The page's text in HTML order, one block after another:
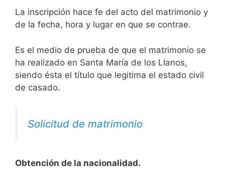
La inscripción hace fe del acto del matrimonio y
de la fecha, hora y lugar en que se contrae.
Es el medio de prueba de que el matrimonio se
ha realizado en Santa María de los Llanos,
siendo ésta el título que legitima el estado civil
de casado.
Solicitud de matrimonio
Obtención de la nacionalidad.